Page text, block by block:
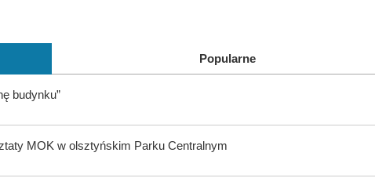
Popularne
budynku”
MOK w olsztyńskim Parku Centralnym